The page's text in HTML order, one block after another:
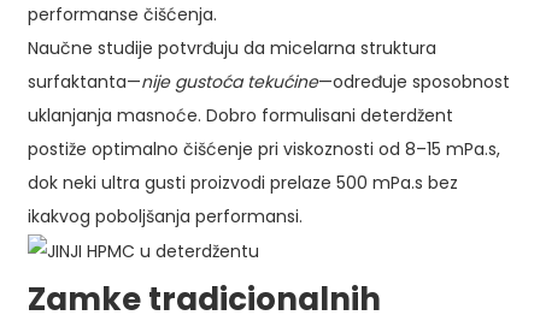
performanse čišćenja.
Naučne studije potvrđuju da micelarna struktura
surfaktanta—nije gustoća tekućine—određuje sposobnost
uklanjanja masnoće. Dobro formulisani deterdžent
postiže optimalno čišćenje pri viskoznosti od 8–15 mPa.s,
dok neki ultra gusti proizvodi prelaze 500 mPa.s bez
ikakvog poboljšanja performansi.
Zamke tradicionalnih